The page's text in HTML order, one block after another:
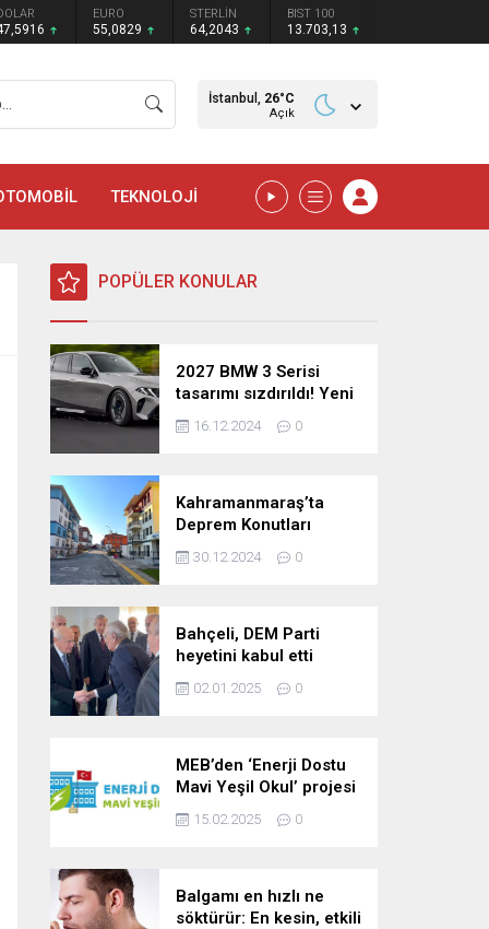
EURO
55,0829
STERLİN
64,2043
BIST 100
13.703,13
İstanbul, 26°C
Açık
TEKNOLOJİ
POPÜLER KONULAR
2027 BMW 3 Serisi
tasarımı sızdırıldı! Yeni
nesil sedan’dan
şaşırtıcı yenilikler!
16.12.2024 0
Kahramanmaraş’ta
Deprem Konutları
2025’te Teslim Edilecek
30.12.2024 0
Bahçeli, DEM Parti
heyetini kabul etti
02.01.2025 0
MEB’den ‘Enerji Dostu
Mavi Yeşil Okul’ projesi
15.02.2025 0
Balgamı en hızlı ne
söktürür: En kesin, etkili